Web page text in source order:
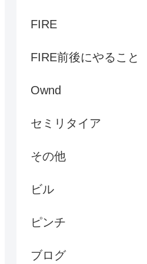
FIRE
FIRE前後にやること
Ownd
セミリタイア
その他
ビル
ピンチ
ブログ